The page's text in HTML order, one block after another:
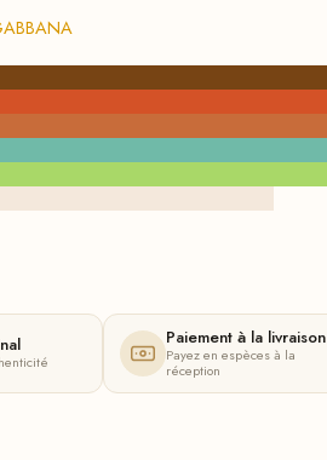
Paiement à la livraison
Payez en espèces à la
réception